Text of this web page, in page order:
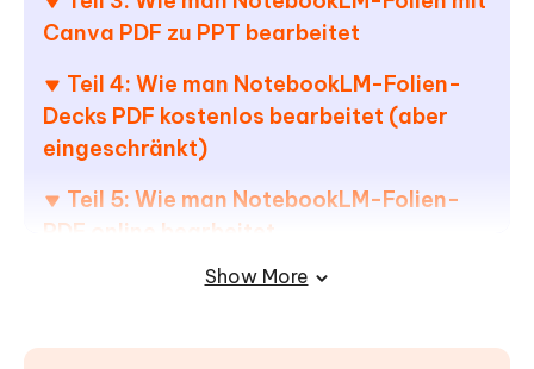
Canva PDF zu PPT bearbeitet
Teil 4: Wie man NotebookLM-Folien-
Decks PDF kostenlos bearbeitet (aber
eingeschränkt)
Teil 5: Wie man NotebookLM-Folien-
PDF online bearbeitet
Teil 6: Häufige Probleme & Lösungen
Show More